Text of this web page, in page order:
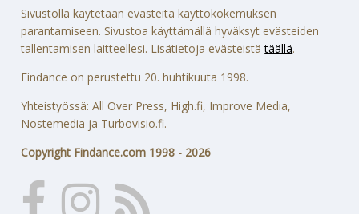
Sivustolla käytetään evästeitä käyttökokemuksen
parantamiseen. Sivustoa käyttämällä hyväksyt evästeiden
tallentamisen laitteellesi. Lisätietoja evästeistätäällä.
Findance on perustettu 20. huhtikuuta 1998.
Yhteistyössä: All Over Press, High.fi, Improve Media,
Nostemedia ja Turbovisio.fi.
Copyright Findance.com 1998 - 2026